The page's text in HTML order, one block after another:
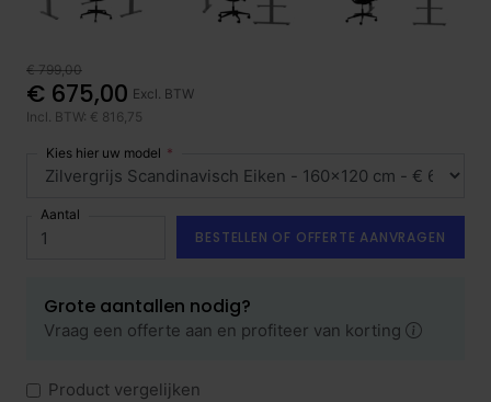
€ 799,00
€ 675,00 Excl. BTW
Incl. BTW: € 816,75
Kies hier uw model
Aantal
BESTELLEN OF OFFERTE AANVRAGEN
Grote aantallen nodig?
Vraag een offerte aan en profiteer van korting
Product vergelijken